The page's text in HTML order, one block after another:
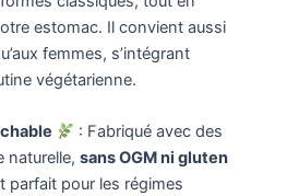
estomac. Il convient aussi
femmes, s’intégrant
végétarienne.
: Fabriqué avec des
naturelle, sans OGM ni gluten
parfait pour les régimes